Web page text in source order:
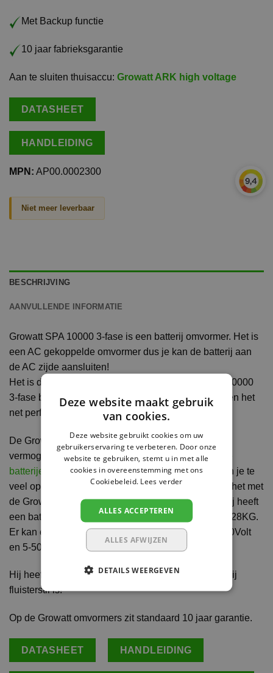
Met Backup functie
10 jaar fabrieksgarantie
Aan te sluiten thuisaccu: Growatt ARK high voltage
DATASHEET
HANDLEIDING
MPN: AP00.0002300
Niet meer leverbaar
BESCHRIJVING
AANVULLENDE INFORMATIE
Growatt SPA 10000 3-fase is een batterij omvormer. Het is
een AC gekoppelde omvormer dus je kan de batterij aan
de AC zijde aansluiten!
Het is de ideale oplossing gezien de Growatt SPA 10000
3-fase batterij omvormer de zonnepanelen, batterij en het
net perfect op elkaar afstemt.
De Growatt SPA 10000 3-fase bevat een DC en AC
vermogen van 10000wp en je kan hierHigh Voltage
batterijen
op aansluiten. Waar je normaal gesproken je te
veel opgewekte stroom teruglevert aan het net gaat het met
de Growatt SPA 10000 rechtstreeks de batterij in. Hij heeft
een batterij efficiëntie van 97.4% en hij weegt maar 28KG.
Er kan een batterij aan met een voltage van 100-550Volt
en 5-50kWh.
Hij heeft geen ventilator of transformator waardoor hij
fluisterstil is!
Op de Growatt omvormers zit standaard 10 jaar garantie.
DATASHEET HANDLEIDING
Deze website maakt gebruik
van cookies.
Deze website gebruikt cookies om uw
gebruikerservaring te verbeteren. Door onze
website te gebruiken, stemt u in met alle
cookies in overeenstemming met ons
Cookiebeleid. Lees verder
ALLES ACCEPTEREN
ALLES AFWIJZEN
DETAILS WEERGEVEN